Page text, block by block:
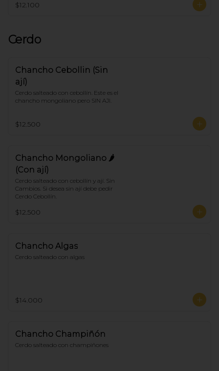
$12.100
Cerdo
Chancho Cebollin (Sin
ají)
Cerdo salteado con cebollín. Este es el
chancho mongoliano pero SIN AJI.
$12.500
Chancho Mongoliano 🌶
(Con ají)
Cerdo salteado con cebollín y ají. Sin
Cambios. Si desea sin ají debe pedir
Cerdo Cebollín.
$12.500
Chancho Algas
Cerdo salteado con algas
$14.000
Chancho Champiñón
Cerdo salteado con champiñones